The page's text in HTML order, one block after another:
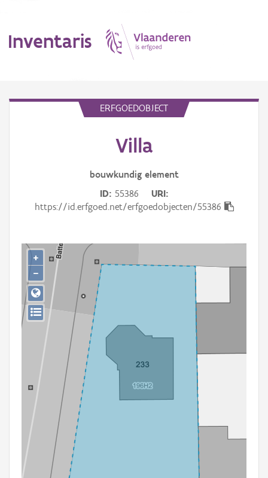
Inventaris
Gebeurtenis
Persoon of collectief
Downloads
Hergebruik
Aanmelden
ERFGOEDOBJECT
Villa
bouwkundig element
ID 55386
URI
https://id.erfgoed.net/erfgoedobjecten/55386
+
−